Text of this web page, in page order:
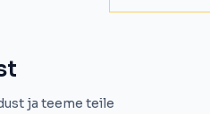
ja teeme teile